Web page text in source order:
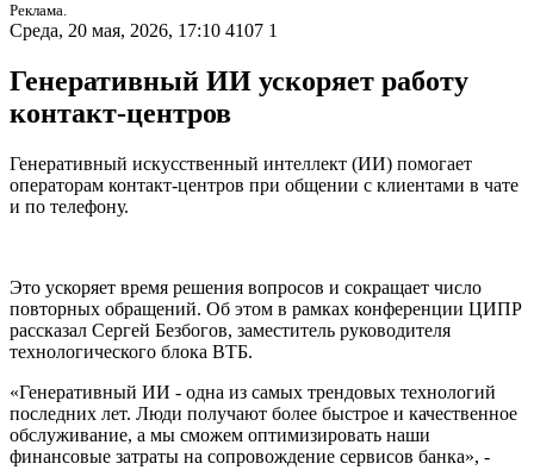
Реклама.
Среда, 20 мая, 2026, 17:10 4107 1
Генеративный ИИ ускоряет работу
контакт-центров
Генеративный искусственный интеллект (ИИ) помогает
операторам контакт-центров при общении с клиентами в чате
и по телефону.
Это ускоряет время решения вопросов и сокращает число
повторных обращений. Об этом в рамках конференции ЦИПР
рассказал Сергей Безбогов, заместитель руководителя
технологического блока ВТБ.
«Генеративный ИИ - одна из самых трендовых технологий
последних лет. Люди получают более быстрое и качественное
обслуживание, а мы сможем оптимизировать наши
финансовые затраты на сопровождение сервисов банка», -